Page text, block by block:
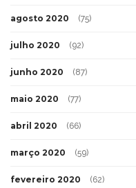
agosto 2020 (75)
julho 2020 (92)
junho 2020 (87)
maio 2020 (77)
abril 2020 (66)
março 2020 (59)
fevereiro 2020 (62)